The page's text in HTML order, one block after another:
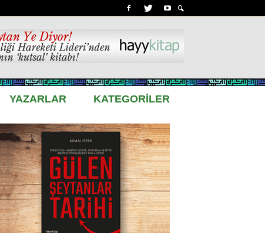
YAZARLAR KATEGORİLER